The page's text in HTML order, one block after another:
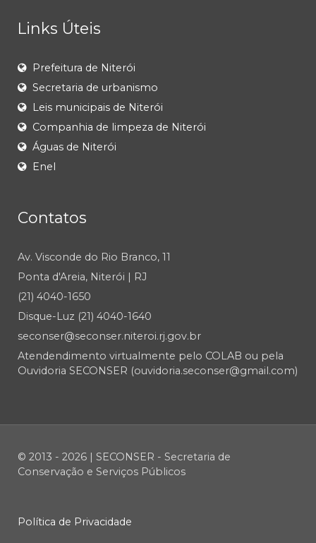
Links Úteis
Prefeitura de Niterói
Secretaria de urbanismo
Leis municipais de Niterói
Companhia de limpeza de Niterói
Águas de Niterói
Enel
Contatos
Av. Visconde do Rio Branco, 11
Ponta d'Areia, Niterói | RJ
(21) 4040-1650
Disque-Luz (21) 4040-1640
seconser@seconser.niteroi.rj.gov.br
Atendendimento virtualmente pelo COLAB ou pela
Ouvidoria SECONSER (ouvidoria.seconser@gmail.com)
© 2013 - 2026 | SECONSER - Secretaria de
Conservação e Serviços Públicos
Política de Privacidade